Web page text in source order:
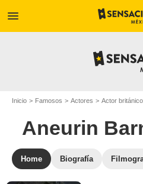
menu
Inicio Famosos Actores Actor británico
Aneurin
Home Biografía